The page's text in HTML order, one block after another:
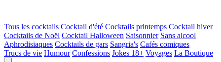
Tous les cocktails Cocktail d'été Cocktails printemps Cocktail hiver
Cocktails de Noël Cocktail Halloween Saisonnier Sans alcool
Aphrodisiaques Cocktails de gars Sangria's Cafés comiques
Trucs de vie Humour Confessions Jokes 18+ Voyages La Boutique